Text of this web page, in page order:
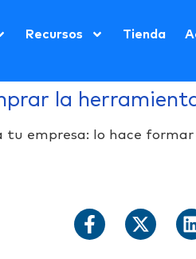
Recursos Tienda
la
empresa: lo hace